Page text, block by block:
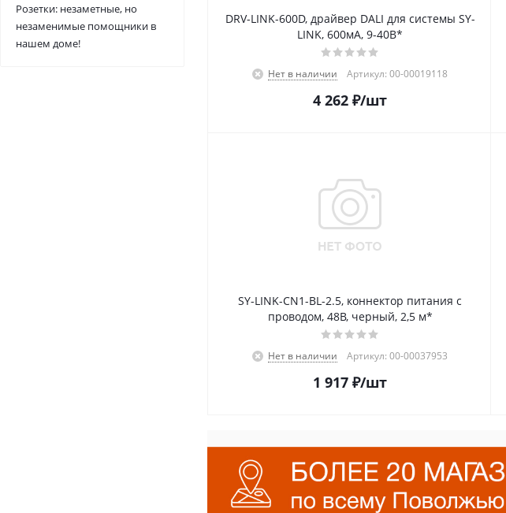
DRV-LINK-600D, драйвер DALI для системы SY-
LINK, 600мА, 9-40В*
Нет в наличии Артикул: 00-00019118
4 262 ₽/шт
SY-LINK-CN1-BL-2.5, коннектор питания с
проводом, 48В, черный, 2,5 м*
Нет в наличии Артикул: 00-00037953
1 917 ₽/шт
Розетки: незаметные, но
незаменимые помощники в
нашем доме!